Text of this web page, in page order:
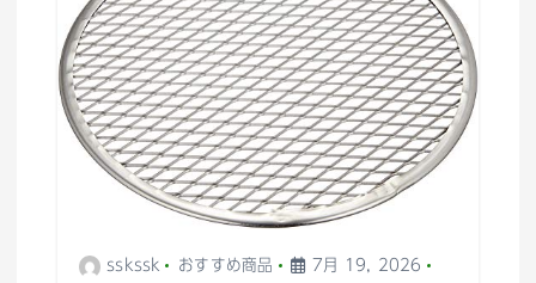
ン
sskssk おすすめ商品
7月 19, 2026